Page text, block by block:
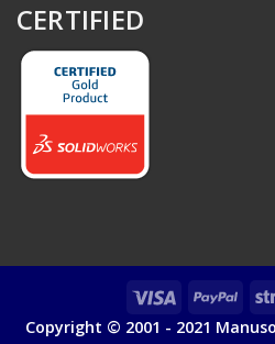
CERTIFIED
Copyright © 2001 - 2021